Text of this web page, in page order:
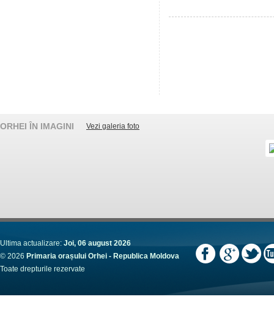
ORHEI ÎN IMAGINI Vezi galeria foto
Ultima actualizare: Joi, 06 august 2026
© 2026 Primaria orașului Orhei - Republica Moldova
Toate drepturile rezervate